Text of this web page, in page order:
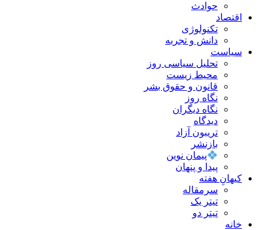
حوادث
اقتصاد
تکنولوژی
دانش و تجربه
سیاست
تحلیل سیاسی روز
محیط زیست
قانون و حقوق بشر
نگاه روز
نگاه دیگران
دیدگاه
تریبون آزاد
بازنشر
پیمان نوین
پیدا و پنهان
کیهانِ هفته
سرمقاله
تیتر یک
تیتر دو
خانه